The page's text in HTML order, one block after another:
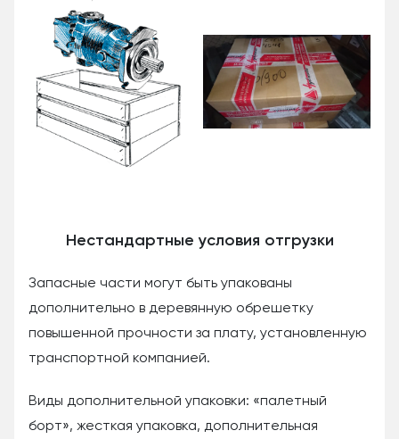
Нестандартные условия отгрузки
Запасные части могут быть упакованы
дополнительно в деревянную обрешетку
повышенной прочности за плату, установленную
транспортной компанией.
Виды дополнительной упаковки: «палетный
борт», жесткая упаковка, дополнительная